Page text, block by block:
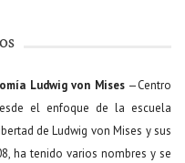
Ludwig von Mises—Centro
el enfoque de la escuela
de Ludwig von Mises y sus
ha tenido varios nombres y se